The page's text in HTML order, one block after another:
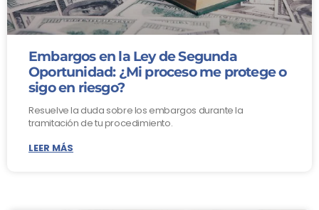
Embargos en la Ley de Segunda
Oportunidad: ¿Mi proceso me protege o
sigo en riesgo?
Resuelve la duda sobre los embargos durante la
tramitación de tu procedimiento.
LEER MÁS